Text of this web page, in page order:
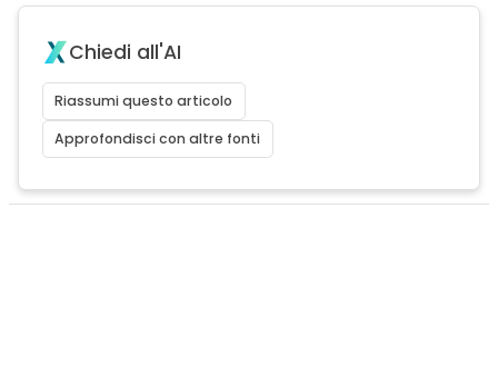
Chiedi all'AI
Riassumi questo articolo
Approfondisci con altre fonti